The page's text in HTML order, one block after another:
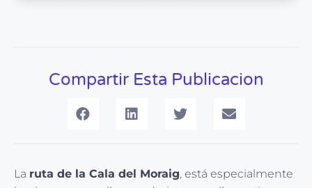
Compartir Esta Publicacion
La ruta de la Cala del Moraig, está especialmente